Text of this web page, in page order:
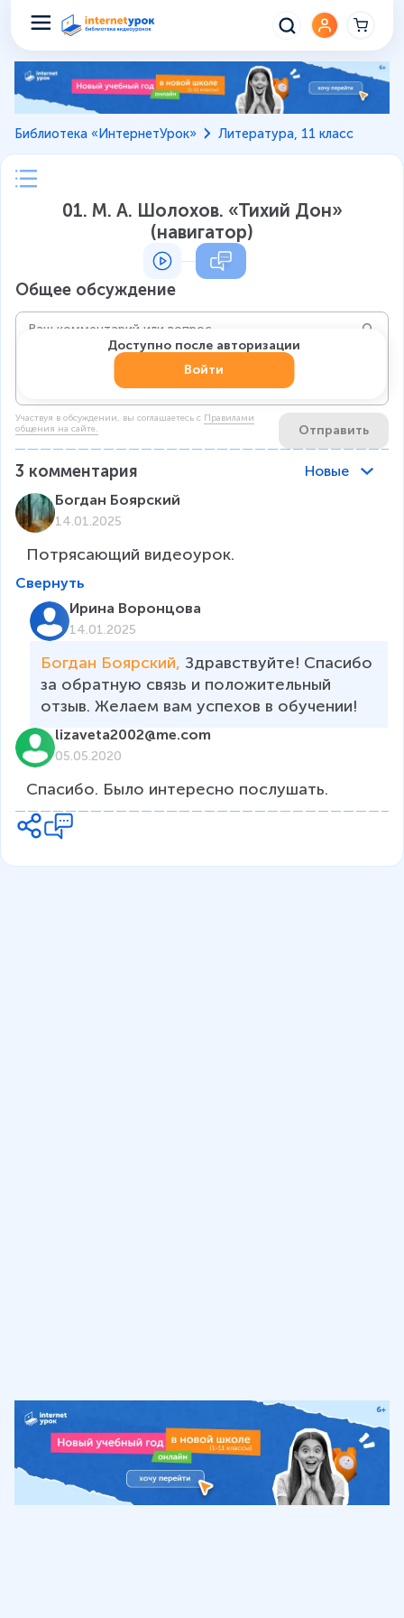
Библиотека «ИнтернетУрок» Литература, 11 класс
01. М. А. Шолохов. «Тихий Дон»
(навигатор)
Общее обсуждение
Участвуя в обсуждении, вы соглашаетесь c Правилами
общения на сайте.
Отправить
Доступно после авторизации
Войти
3 комментария
Новые
Богдан Боярский
14.01.2025
Потрясающий видеоурок.
Свернуть
Ирина Воронцова
14.01.2025
Богдан Боярский, Здравствуйте! Спасибо
за обратную связь и положительный
отзыв. Желаем вам успехов в обучении!
lizaveta2002@me.com
05.05.2020
Спасибо. Было интересно послушать.